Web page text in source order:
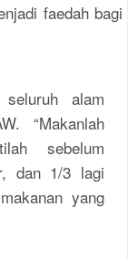
faedah bagi
alam
“Makanlah
sebelum
dan 1/3 lagi
yang